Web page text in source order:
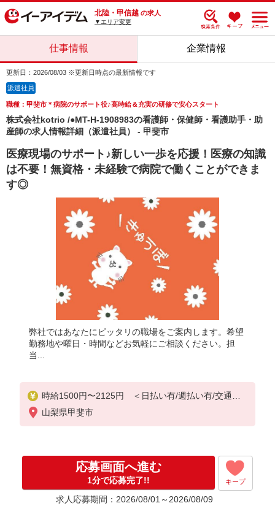
北陸・甲信越 の求人
▼エリア変更
仕事情報 企業情報
更新日：2026/08/03 ※更新日時点の最新情報です
派遣社員
職種：甲斐市＊病院のサポート役♪高時給＆充実の研修で安心スタート
株式会社kotrio /●MT-H-1908983の看護師・保健師・看護助手・助
産師の求人情報詳細（派遣社員） - 甲斐市
医療現場のサポート♪新しい一歩を応援！医療の知識
は不要！無資格・未経験で病院で働くことができま
す◎
弊社ではあなたにピッタリの職場をご案内します。希望
勤務地や曜日・時間などお気軽にご相談ください。担
当...
時給1500円〜2125円 ＜日払い有/週払い有/交通費
全支給(ガソリン代含む)＞
山梨県甲斐市
応募画面へ進む
1分で応募完了!! キープ
求人応募期間：2026/08/01～2026/08/09